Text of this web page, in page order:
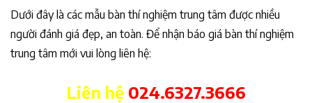
Dưới đây là các mẫu bàn thí nghiệm trung tâm được nhiều
người đánh giá đẹp, an toàn. Để nhận báo giá bàn thí nghiệm
trung tâm mới vui lòng liên hệ:
Liên hệ 024.6327.3666